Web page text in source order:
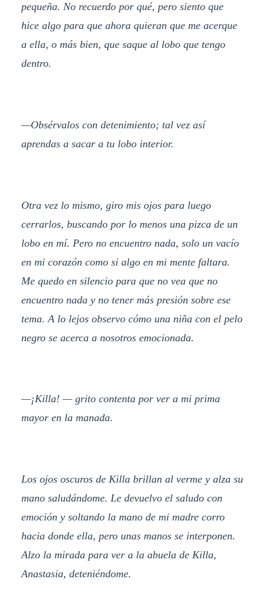
pequeña. No recuerdo por qué, pero siento que
hice algo para que ahora quieran que me acerque
a ella, o más bien, que saque al lobo que tengo
dentro.
—Obsérvalos con detenimiento; tal vez así
aprendas a sacar a tu lobo interior.
Otra vez lo mismo, giro mis ojos para luego
cerrarlos, buscando por lo menos una pizca de un
lobo en mí. Pero no encuentro nada, solo un vacío
en mi corazón como si algo en mi mente faltara.
Me quedo en silencio para que no vea que no
encuentro nada y no tener más presión sobre ese
tema. A lo lejos observo cómo una niña con el pelo
negro se acerca a nosotros emocionada.
—¡Killa! — grito contenta por ver a mi prima
mayor en la manada.
Los ojos oscuros de Killa brillan al verme y alza su
mano saludándome. Le devuelvo el saludo con
emoción y soltando la mano de mi madre corro
hacia donde ella, pero unas manos se interponen.
Alzo la mirada para ver a la abuela de Killa,
Anastasia, deteniéndome.